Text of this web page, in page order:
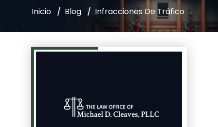
Inicio / Blog / Infracciones De Tráfico